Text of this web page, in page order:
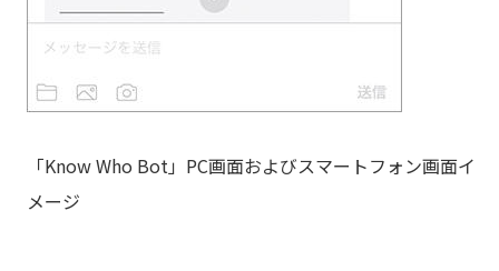
「Know Who Bot」PC画面およびスマートフォン画面イ
メージ